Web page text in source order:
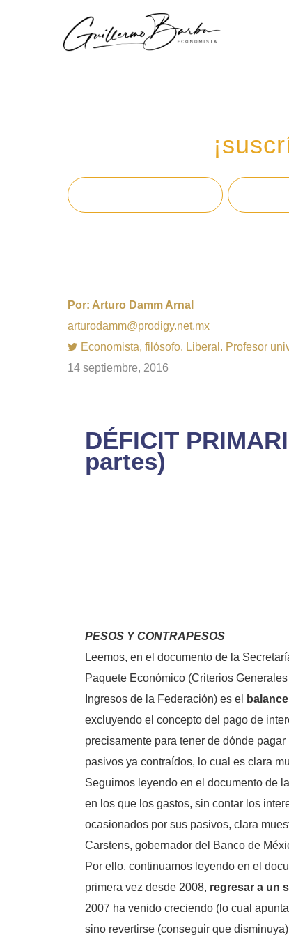
Por: Arturo Damm Arnal
arturodamm@prodigy.net.mx
Economista, filósofo. Liberal. Profesor
14 septiembre, 2016
DÉFICIT
partes)
PESOS Y CONTRAPESOS
Leemos, en el documento de la
Paquete Económico (Criterios
Ingresos de la Federación) es el
excluyendo el concepto del pago de
precisamente para tener de dónde
pasivos ya contraídos, lo cual es clara
Seguimos leyendo en el documento de
en los que los gastos, sin contar los
ocasionados por sus pasivos, clara
Carstens, gobernador del Banco de
Por ello, continuamos leyendo en el
primera vez desde 2008, regresar a un
2007 ha venido creciendo (lo cual
sino revertirse (conseguir que